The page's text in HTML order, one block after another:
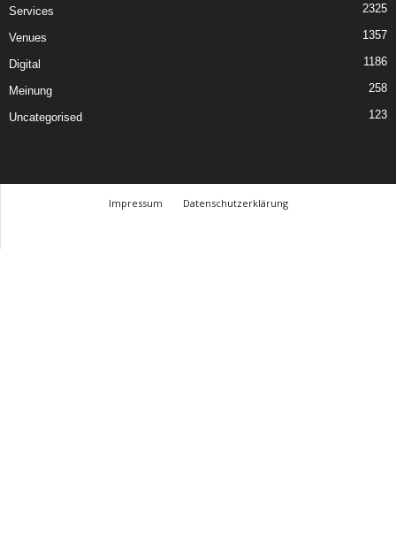
Services 2325
Venues 1357
Digital 1186
Meinung 258
Uncategorised 123
Impressum
Datenschutzerklärung